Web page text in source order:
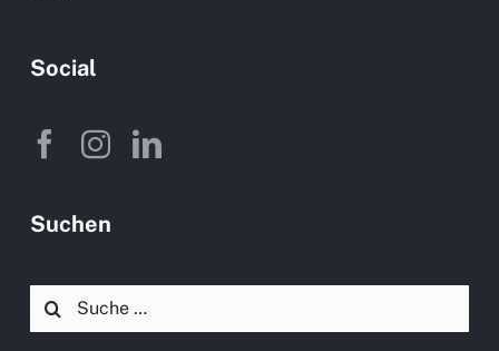
Social
Suchen
Suche
nach: